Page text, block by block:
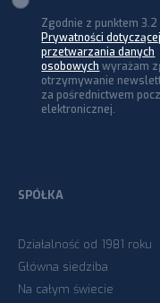
Zgodnie z punktem 3.2
Prywatności dotyczącej
przetwarzania danych
osobowych wyrażam
otrzymywanie
za pośrednictwem
elektronicznej.
SPÓŁKA
Działalność od 1981 roku
Główna siedziba
Na całym świecie